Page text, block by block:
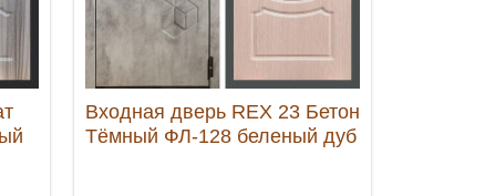
Входная дверь REX 23 Бетон
Тёмный ФЛ-128 беленый дуб